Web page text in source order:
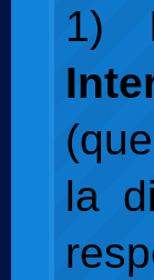
1)
la